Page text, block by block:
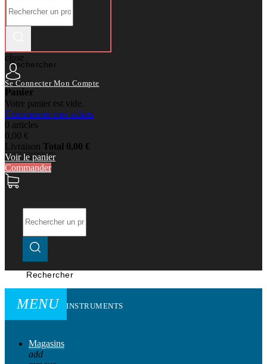
Rechercher
close
Se Connecter Mon Compte
Panier
Votre panier est vide.
Commencer mes achats
0 articles
0,00 €
Livraison Total 0,00 €
Voir le panier
Commander
Rechercher
MENU INSTRUMENTS
Magasins
add